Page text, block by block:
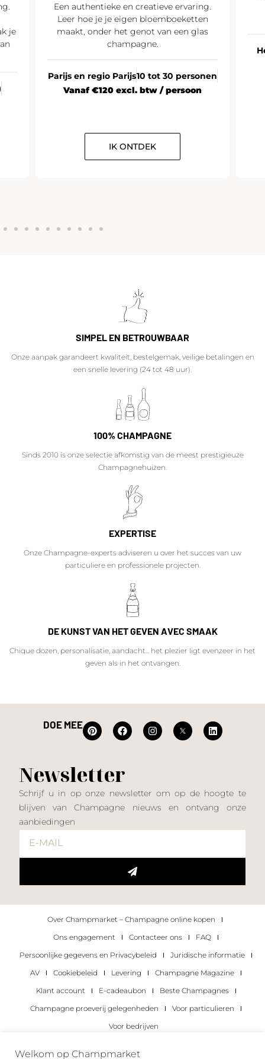
je
Een authentieke en creatieve ervaring.
Leer hoe je je eigen bloemboeketten
maakt, onder het genot van een glas
champagne.
Parijs en regio Parijs10 tot 30 personen
Vanaf €120 excl. btw / persoon
IK ONTDEK
SIMPEL EN BETROUWBAAR
Onze aanpak garandeert kwaliteit, bestelgemak, veilige betalingen en
een snelle levering (24 tot 48 uur).
100% CHAMPAGNE
Sinds 2010 is onze selectie afkomstig van de meest prestigieuze
Champagnehuizen.
EXPERTISE
Onze Champagne-experts adviseren u over het succes van uw
particuliere en professionele projecten.
DE KUNST VAN HET GEVEN AVEC SMAAK
Chique dozen, personalisatie, aandacht... het plezier ligt evenzeer in het
geven als in het ontvangen.
DOE MEE
Newsletter
Schrijf u in op onze newsletter om op de hoogte te
blijven van Champagne nieuws en ontvang onze
aanbiedingen
Over Champmarket – Champagne online kopen
Ons engagement
Contacteer ons
FAQ
Persoonlijke gegevens en Privacybeleid
Juridische informatie
AV
Cookiebeleid Levering
Champagne Magazine
Klant account
E-cadeaubon
Beste Champagnes
Champagne proeverij gelegenheden
Voor particulieren
Voor bedrijven
Copyright 2022 © alle rechten voorbehouden.
Welkom op Champmarket